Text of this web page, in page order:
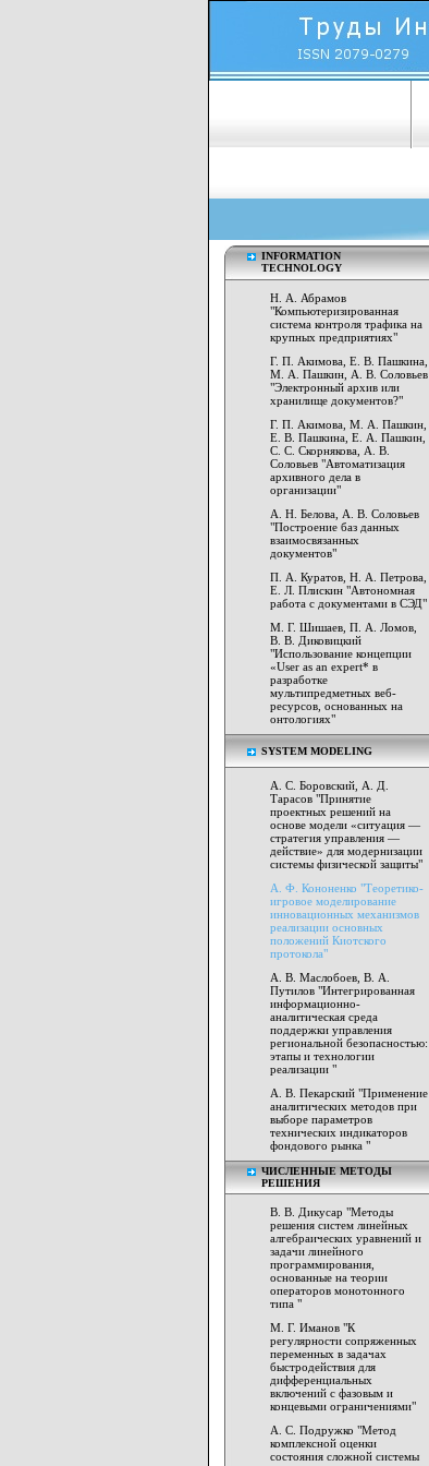
INFORMATION
TECHNOLOGY
Н. А. Абрамов
"Компьютеризированная
система контроля трафика на
крупных предприятиях"
Г. П. Акимова, Е. В. Пашкина,
М. А. Пашкин, А. В. Соловьев
"Электронный архив или
хранилище документов?"
Г. П. Акимова, М. А. Пашкин,
Е. В. Пашкина, Е. А. Пашкин,
С. С. Скорнякова, А. В.
Соловьев "Автоматизация
архивного дела в
организации"
А. Н. Белова, А. В. Соловьев
"Построение баз данных
взаимосвязанных
документов"
П. А. Куратов, Н. А. Петрова,
Е. Л. Плискин "Автономная
работа с документами в СЭД"
М. Г. Шишаев, П. А. Ломов,
В. В. Диковицкий
"Использование концепции
«User as an expert* в
разработке
мультипредметных веб-
ресурсов, основанных на
онтологиях"
SYSTEM MODELING
А. С. Боровский, А. Д.
Тарасов "Принятие
проектных решений на
основе модели «ситуация —
стратегия управления —
действие» для модернизации
системы физической защиты"
А. Ф. Кононенко "Теоретико-
игровое моделирование
инновационных механизмов
реализации основных
положений Киотского
протокола"
А. В. Маслобоев, В. А.
Путилов "Интегрированная
информационно-
аналитическая среда
поддержки управления
региональной безопасностью:
этапы и технологии
реализации "
А. В. Пекарский "Применение
аналитических методов при
выборе параметров
технических индикаторов
фондового рынка "
ЧИСЛЕННЫЕ МЕТОДЫ
РЕШЕНИЯ
В. В. Дикусар "Методы
решения систем линейных
алгебраических уравнений и
задачи линейного
программирования,
основанные на теории
операторов монотонного
типа "
М. Г. Иманов "К
регулярности сопряженных
переменных в задачах
быстродействия для
дифференциальных
включений с фазовым и
концевыми ограничениями"
А. С. Подружко "Метод
комплексной оценки
состояния сложной системы